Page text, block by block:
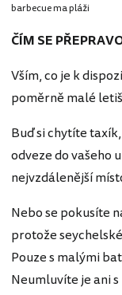
barbecue ma pláži
ČÍM SE
Vším, co je k
poměrně malé
Buď si chytíte
odveze do vašeho
nejvzdálenější
Nebo se pokusíte
protože
Pouze s malými
Neumluvíte je ani